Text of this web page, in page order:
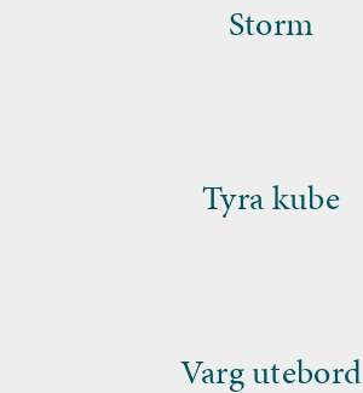
Storm
Tyra kube
Varg utebord